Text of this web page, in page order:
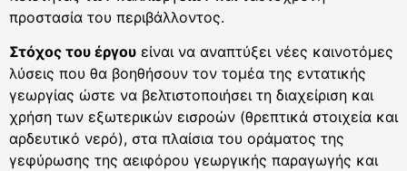
προστασία του περιβάλλοντος.
Στόχος του έργου είναι να αναπτύξει νέες καινοτόμες
λύσεις που θα βοηθήσουν τον τομέα της εντατικής
γεωργίας ώστε να βελτιστοποιήσει τη διαχείριση και
χρήση των εξωτερικών εισροών (θρεπτικά στοιχεία και
αρδευτικό νερό), στα πλαίσια του οράματος της
γεφύρωσης της αειφόρου γεωργικής παραγωγής και